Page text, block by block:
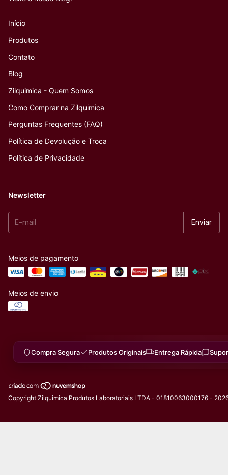
Início
Produtos
Contato
Blog
Zilquimica - Quem Somos
Como Comprar na Zilquimica
Perguntas Frequentes (FAQ)
Política de Devolução e Troca
Política de Privacidade
Newsletter
Meios de pagamento
Meios de envio
Compra Segura Produtos Originais Entrega Rápida
Copyright Zilquimica Produtos Laboratoriais LTDA - 01810063000176 -